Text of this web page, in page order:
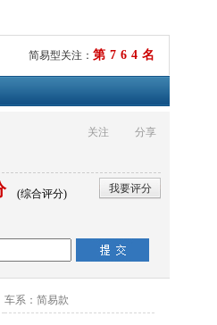
简易型关注： 第764名
关注 分享
(综合评分)
我要评分
车系： 简易款